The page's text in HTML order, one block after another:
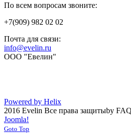
По всем вопросам звоните:
+7(909) 982 02 02
Почта для связи:
info@evelin.ru
ООО "Евелин"
Powered by Helix
2016 Evelin Все права защитыby
Joomla!
Goto Top